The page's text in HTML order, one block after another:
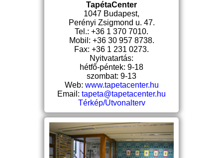
TapétaCenter
1047 Budapest,
Perényi Zsigmond u. 47.
Tel.: +36 1 370 7010.
Mobil: +36 30 957 8738.
Fax: +36 1 231 0273.
Nyitvatartás:
hétfő-péntek: 9-18
szombat: 9-13
Web: www.tapetacenter.hu
Email: tapeta@tapetacenter.hu
Térkép/Útvonalterv